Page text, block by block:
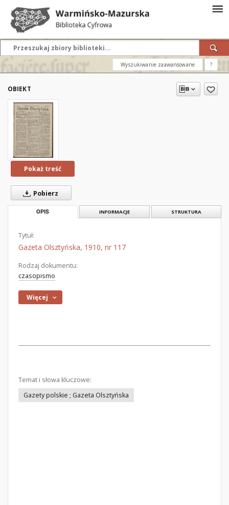
Wyszukiwanie zaawansowane ?
OBIEKT
Pokaż treść
Pobierz
OPIS INFORMACJE STRUKTURA
Tytuł:
Gazeta Olsztyńska, 1910, nr 117
Rodzaj dokumentu:
czasopismo
Więcej
Temat i słowa kluczowe:
Gazety polskie ; Gazeta Olsztyńska